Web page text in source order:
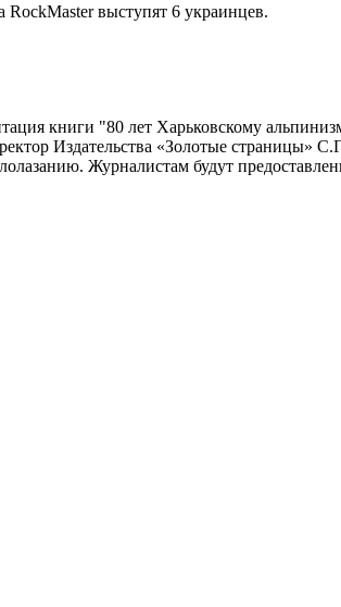
выступят 6 украинцев.
книги "80 лет Харьковскому
Издательства «Золотые страницы»
Журналистам будут